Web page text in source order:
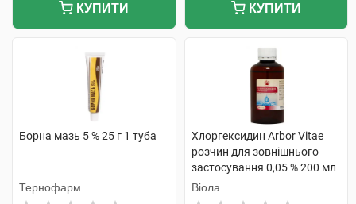
КУПИТИ КУПИТИ
Борна мазь 5 % 25 г 1 туба
Тернофарм
Хлоргексидин Arbor Vitae
розчин для зовнішнього
застосування 0,05 % 200 мл
1 флакон
Віола